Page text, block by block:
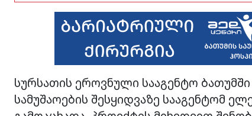
სურსათის ეროვნული სააგენტო
სამუშაოების შესყიდვაზე სააგენტომ